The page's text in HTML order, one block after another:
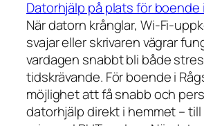
Datorhjälp på plats för boende
När datorn krånglar, Wi-Fi-
svajar eller skrivaren vägrar
vardagen snabbt bli både
tidskrävande. För boende i
möjlighet att få snabb och
datorhjälp direkt i hemmet –